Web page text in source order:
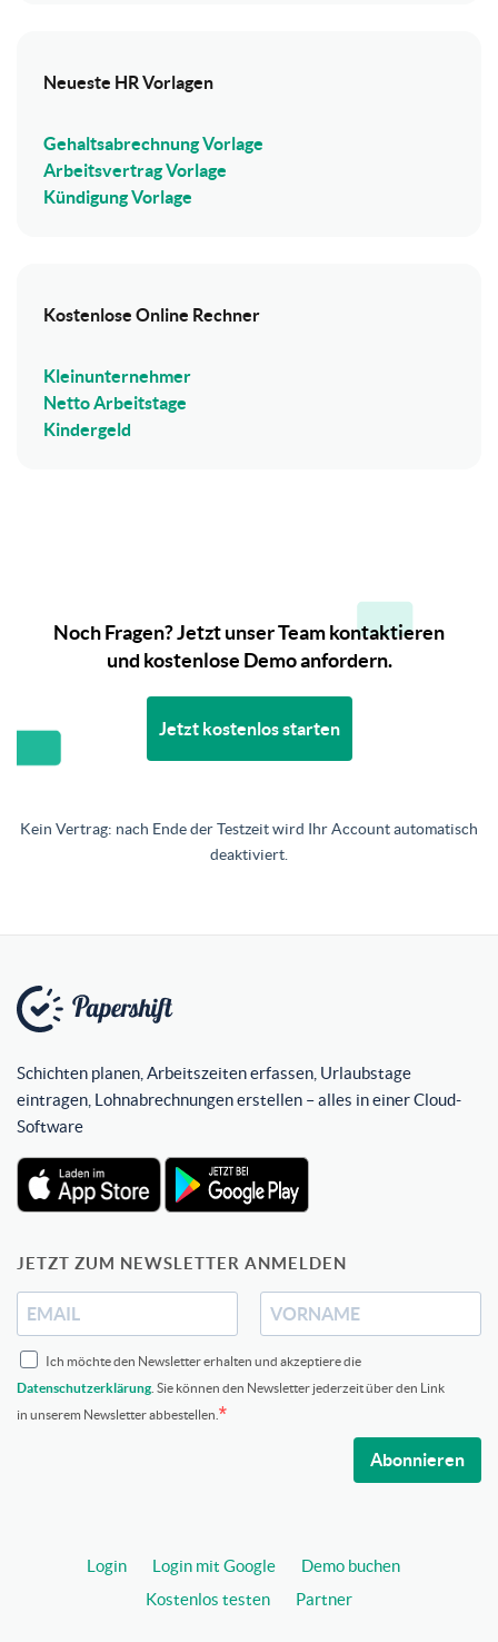
Neueste HR Vorlagen
Gehaltsabrechnung Vorlage
Arbeitsvertrag Vorlage
Kündigung Vorlage
Kostenlose Online Rechner
Kleinunternehmer
Netto Arbeitstage
Kindergeld
Noch Fragen? Jetzt unser Team kontaktieren
und kostenlose Demo anfordern.
Jetzt kostenlos starten
Kein Vertrag: nach Ende der Testzeit wird Ihr Account automatisch
deaktiviert.
Schichten planen, Arbeitszeiten erfassen, Urlaubstage
eintragen, Lohnabrechnungen erstellen – alles in einer Cloud-
Software
JETZT ZUM NEWSLETTER ANMELDEN
Ich möchte den Newsletter erhalten und akzeptiere die
Datenschutzerklärung . Sie können den Newsletter jederzeit über den Link
in unserem Newsletter abbestellen.
Abonnieren
Login Login mit Google
Demo buchen
Kostenlos testen
Partner